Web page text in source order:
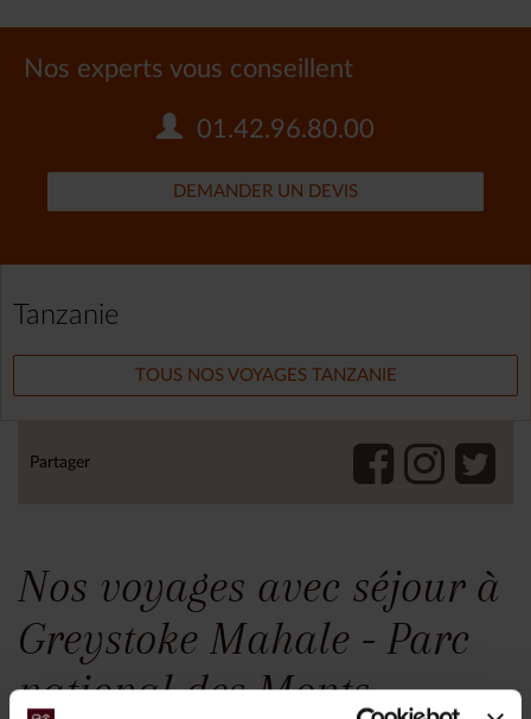
Nos experts vous conseillent
01.42.96.80.00
DEMANDER UN DEVIS
Tanzanie
TOUS NOS VOYAGES TANZANIE
Partager
Nos voyages avec séjour à
Greystoke Mahale - Parc
national des Monts